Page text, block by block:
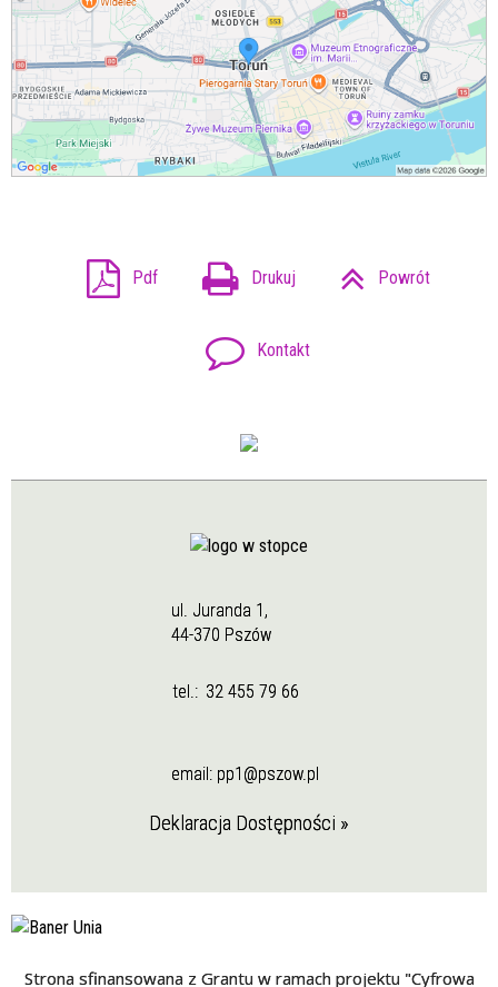
Pdf Drukuj Powrót
Kontakt
ul. Juranda 1,
44-370 Pszów
tel.: 32 455 79 66
email: pp1@pszow.pl
Deklaracja Dostępności »
Strona sfinansowana z Grantu w ramach projektu "Cyfrowa